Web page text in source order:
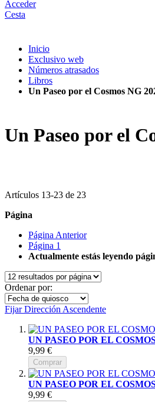
Acceder
Cesta
Inicio
Exclusivo web
Números atrasados
Libros
Un Paseo por el Cosmos NG
Un Paseo por el
Artículos 13-23 de 23
Página
Página Anterior
Página 1
Actualmente estás leyendo
Ordenar por:
Fijar Dirección Ascendente
UN PASEO POR EL
9,99 €
Comprar
UN PASEO POR EL
9,99 €